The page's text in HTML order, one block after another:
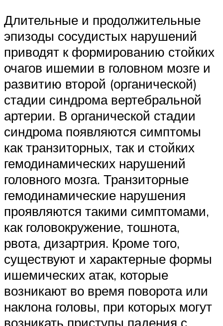
Длительные и продолжительные
эпизоды сосудистых нарушений
приводят к формированию стойких
очагов ишемии в головном мозге и
развитию второй (органической)
стадии синдрома вертебральной
артерии. В органической стадии
синдрома появляются симптомы
как транзиторных, так и стойких
гемодинамических нарушений
головного мозга. Транзиторные
гемодинамические нарушения
проявляются такими симптомами,
как головокружение, тошнота,
рвота, дизартрия. Кроме того,
существуют и характерные формы
ишемических атак, которые
возникают во время поворота или
наклона головы, при которых могут
возникать приступы падения с